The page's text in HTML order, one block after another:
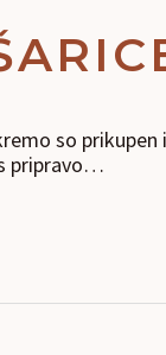
so
pripravo…